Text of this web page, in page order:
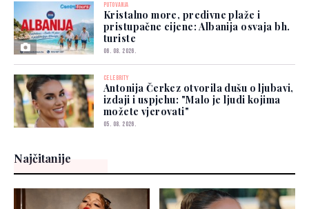
PUTOVANJA
Kristalno more, predivne plaže i
pristupačne cijene: Albanija osvaja bh.
turiste
06. 08. 2026.
CELEBRITY
Antonija Čerkez otvorila dušu o ljubavi,
izdaji i uspjehu: "Malo je ljudi kojima
možete vjerovati"
05. 08. 2026.
Najčitanije